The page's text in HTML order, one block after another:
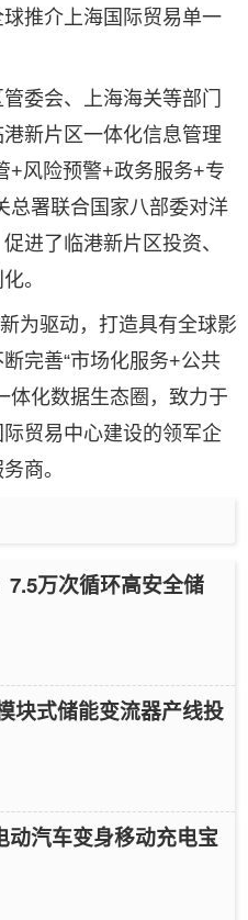
推介上海国际贸易单一
委会、上海海关等部门
新片区一体化信息管理
+风险预警+政务服务+专
总署联合国家八部委对洋
进了临港新片区投资、
。
为驱动，打造具有全球影
完善“市场化服务+公共
体化数据生态圈，致力于
贸易中心建设的领军企
商。
万次循环高安全储
块式储能变流器产线投
动汽车变身移动充电宝